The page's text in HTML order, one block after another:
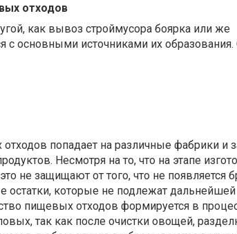
отходов
как вывоз строймусора боярка или же
с основными источниками их
попадает на различные фабрики и
Несмотря на то, что на этапе
не защищают от того, что не появляется
остатки, которые не подлежат дальнейшей
пищевых отходов формируется в
так как после очистки овощей,